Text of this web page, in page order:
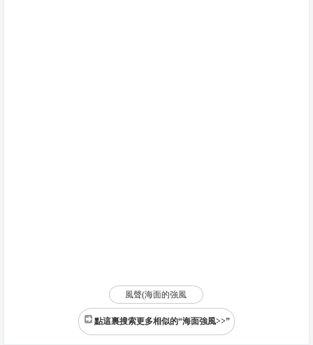
風聲(海面的強風
點這裏搜索更多相似的“海面強風>>”